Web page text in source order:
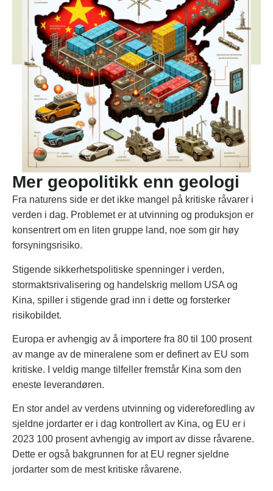
Mer geopolitikk enn geologi
Fra naturens side er det ikke mangel på kritiske råvarer i
verden i dag. Problemet er at utvinning og produksjon er
konsentrert om en liten gruppe land, noe som gir høy
forsyningsrisiko.
Stigende sikkerhetspolitiske spenninger i verden,
stormaktsrivalisering og handelskrig mellom USA og
Kina, spiller i stigende grad inn i dette og forsterker
risikobildet.
Europa er avhengig av å importere fra 80 til 100 prosent
av mange av de mineralene som er definert av EU som
kritiske. I veldig mange tilfeller fremstår Kina som den
eneste leverandøren.
En stor andel av verdens utvinning og videreforedling av
sjeldne jordarter er i dag kontrollert av Kina, og EU er i
2023 100 prosent avhengig av import av disse råvarene.
Dette er også bakgrunnen for at EU regner sjeldne
jordarter som de mest kritiske råvarene.